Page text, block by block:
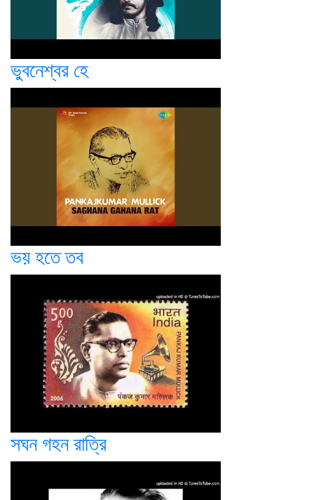
ভুবনেশ্বর হে
ভয় হতে তব
সঘন গহন রাত্রি